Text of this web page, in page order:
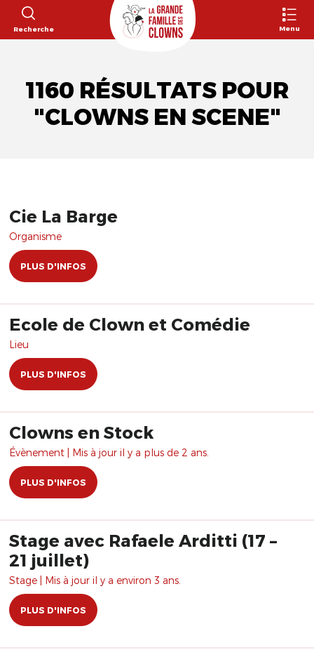
Recherche Menu
1160 RÉSULTATS POUR
"CLOWNS EN SCENE"
Cie La Barge
Organisme
PLUS D'INFOS
Ecole de Clown et Comédie
Lieu
PLUS D'INFOS
Clowns en Stock
Évènement | Mis à jour il y a plus de 2 ans.
PLUS D'INFOS
Stage avec Rafaele Arditti (17 –
21 juillet)
Stage | Mis à jour il y a environ 3 ans.
PLUS D'INFOS